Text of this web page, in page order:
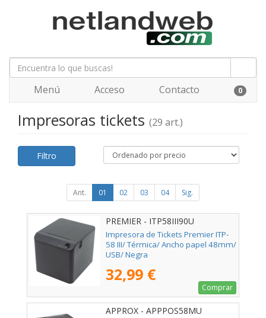
Menú Acceso Contacto 0
Impresoras tickets (29 art.)
Filtro
Ant. 01 02 03 04 Sig.
PREMIER - ITP58III90U
Impresora de Tickets Premier ITP-
58 III/ Térmica/ Ancho papel 48mm/
USB/ Negra
32,99 €
Comprar
APPROX - APPPOS58MU